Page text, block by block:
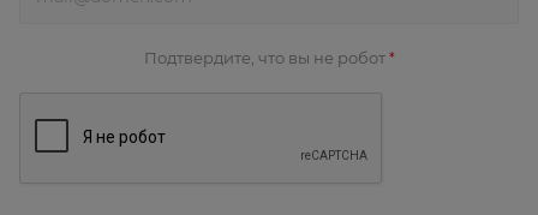
Подтвердите, что вы не робот *